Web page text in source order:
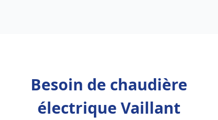
Besoin de chaudière
électrique Vaillant